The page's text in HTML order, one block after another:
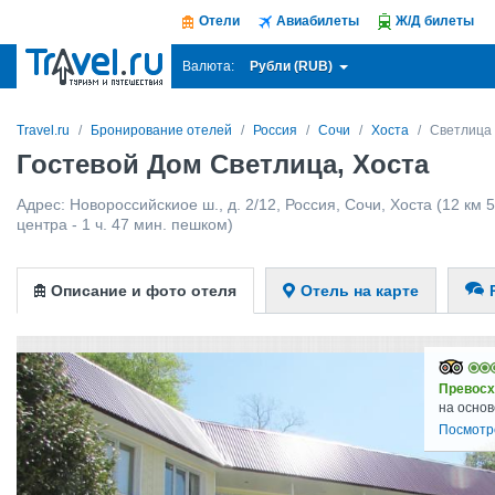
Отели Авиабилеты Ж/Д билеты
Валюта: Рубли (RUB)
Travel.ru Бронирование отелей Россия Сочи Хоста Светлица
Гостевой Дом Светлица, Хоста
Адрес: Новороссийскиое ш., д. 2/12 Россия Сочи Хоста (12 км
центра - 1 ч. 47 мин. пешком)
Описание и фото отеля Отель на карте
на